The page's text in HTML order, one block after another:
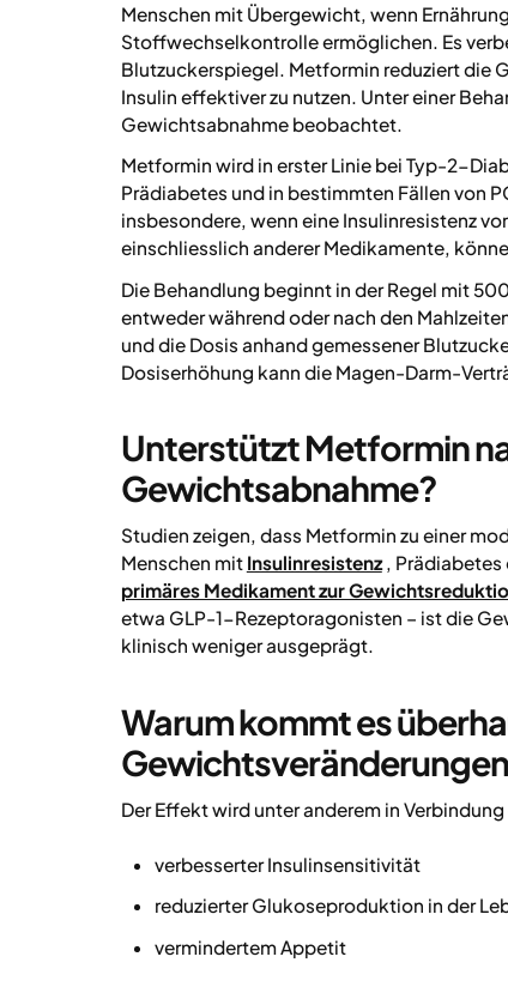
Menschen mit Übergewicht, wenn
Stoffwechselkontrolle ermöglichen. Es
Blutzuckerspiegel. Metformin reduziert die
Insulin effektiver zu nutzen. Unter einer
Gewichtsabnahme beobachtet.
Metformin wird in erster Linie bei Typ-2-
Prädiabetes und in bestimmten Fällen von
insbesondere, wenn eine Insulinresistenz
einschliesslich anderer Medikamente,
Die Behandlung beginnt in der Regel mit
entweder während oder nach den
und die Dosis anhand gemessener
Dosiserhöhung kann die Magen-Darm-
Unterstützt Metformin
Gewichtsabnahme?
Studien zeigen, dass Metformin zu einer
Menschen mit Insulinresistenz ,
primäres Medikament zur
etwa GLP-1-Rezeptoragonisten – ist die
klinisch weniger ausgeprägt.
Warum kommt es
Der Effekt wird unter anderem in
verbesserter Insulinsensitivität
reduzierter Glukoseproduktion in der
vermindertem Appetit